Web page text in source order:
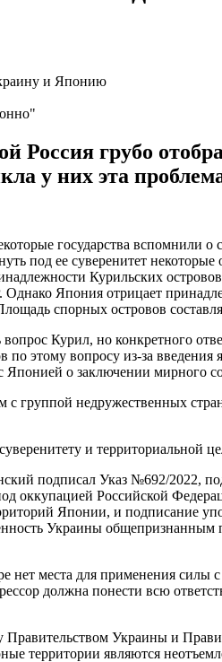
Россия грубо
у них эта
государства вспомнили
под ее суверенитет
Курильских
Япония отрицает
спорных островов
Курил, но конкретного
по этому вопросу из-за
о заключении мирного
группой недружественных
и территориальной
подписал Указ №692/2022,
оккупацией Российской
Японии, и подписание
Украины
места для применения силы
должна понести всю
Украины и
территории являются